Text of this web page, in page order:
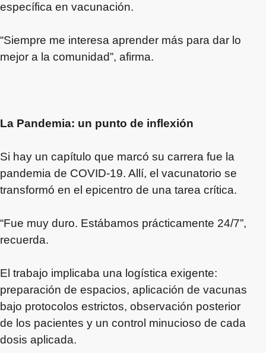
específica en vacunación.
“Siempre me interesa aprender más para dar lo
mejor a la comunidad”, afirma.
La Pandemia: un punto de inflexión
Si hay un capítulo que marcó su carrera fue la
pandemia de COVID-19. Allí, el vacunatorio se
transformó en el epicentro de una tarea crítica.
“Fue muy duro. Estábamos prácticamente 24/7”,
recuerda.
El trabajo implicaba una logística exigente:
preparación de espacios, aplicación de vacunas
bajo protocolos estrictos, observación posterior
de los pacientes y un control minucioso de cada
dosis aplicada.